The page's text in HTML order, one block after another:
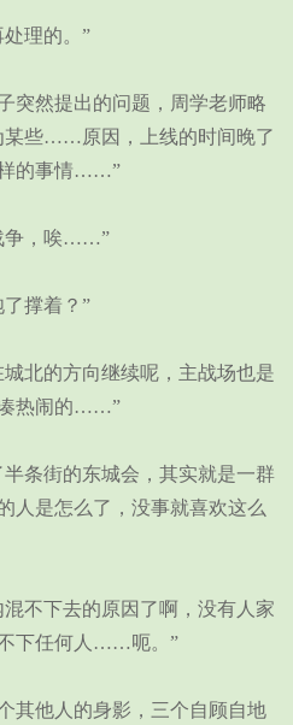
理的。”
然提出的问题，周学老师略
某些……原因，上线的时间晚了
样的事情……”
争，唉……”
撑着？”
北的方向继续呢，主战场也是
凑热闹的……”
条街的东城会，其实就是一群
人是怎么了，没事就喜欢这么
不下去的原因了啊，没有人家
下任何人……呃。”
他人的身影，三个自顾自地